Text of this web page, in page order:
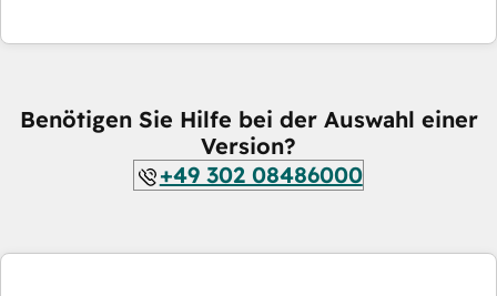
Benötigen Sie Hilfe bei der Auswahl einer
Version?
+49 302 08486000